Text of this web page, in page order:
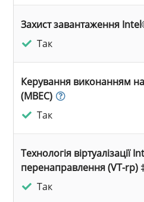
Захист завантаження
Так
Керування виконанням
(MBEC)
Так
Технологія віртуалізації
перенаправлення (VT-rp)
Так